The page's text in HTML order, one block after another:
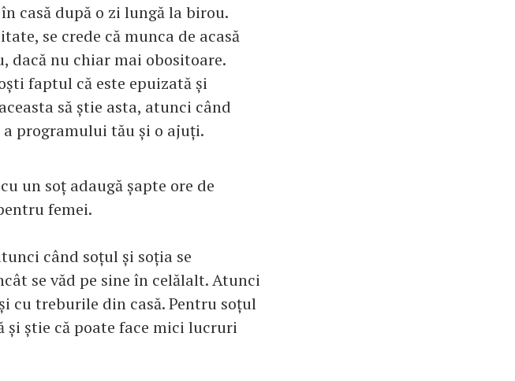
casă după o zi lungă la birou.
se crede că munca de acasă
dacă nu chiar mai obositoare.
faptul că este epuizată și
să știe asta, atunci când
programului tău și o ajuți.
un soț adaugă șapte ore de
femei.
când soțul și soția se
se văd pe sine în celălalt. Atunci
cu treburile din casă. Pentru soțul
și știe că poate face mici lucruri